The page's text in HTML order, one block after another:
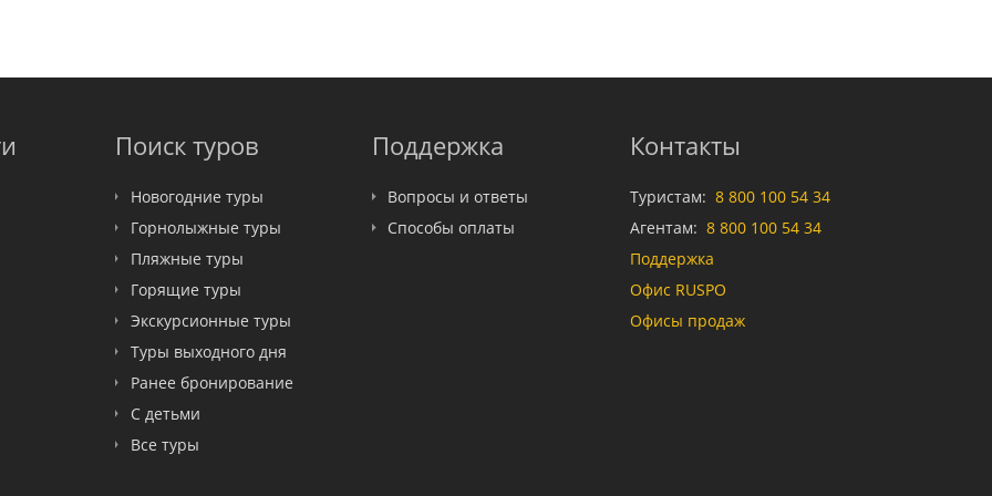
Поиск туров
Новогодние туры
Горнолыжные туры
Пляжные туры
Горящие туры
Экскурсионные туры
Туры выходного дня
Ранее бронирование
С детьми
Все туры
Поддержка
Вопросы и ответы
Способы оплаты
Контакты
Туристам: 8 800 100 54 34
Агентам: 8 800 100 54 34
Поддержка
Офис RUSPO
Офисы продаж